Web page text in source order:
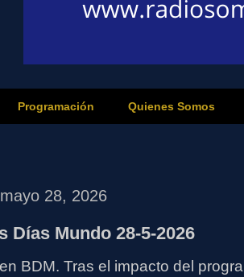
Programación Quienes Somos
28, 2026
Días Mundo 28-5-2026
BDM. Tras el impacto del